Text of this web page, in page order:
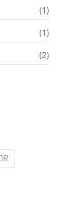
(1)
(1)
(2)